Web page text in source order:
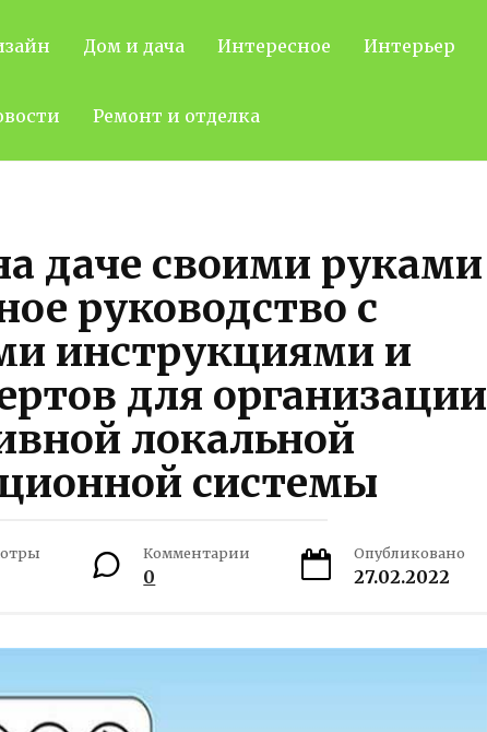
Дом и дача Интересное Интерьер
Ремонт и отделка
даче своими руками
руководство с
инструкциями и
для организации
локальной
системы
Комментарии
0
Опубликовано
27.02.2022